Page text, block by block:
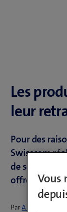
Les
leur
Pour des
Swisscom
de son
offre. Voici la
ParArmin Schädeli
Vous